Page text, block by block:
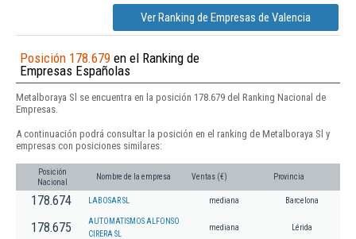
Ver Ranking de Empresas de Valencia
Posición 178.679 en el Ranking de
Empresas Españolas
Metalboraya Sl se encuentra en la posición 178.679 del Ranking Nacional de
Empresas.
A continuación podrá consultar la posición en el ranking de Metalboraya Sl y
empresas con posiciones similares:
Posición
Nacional
Nombre de la empresa Ventas (€) Provincia
178.674 LABOSAR SL mediana Barcelona
178.675
AUTOMATISMOS ALFONSO
CIRERA SL
mediana Lérida